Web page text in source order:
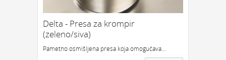
Delta - Presa za krompir
(zeleno/siva)
Pametno osmišljena presa koja omogućava...